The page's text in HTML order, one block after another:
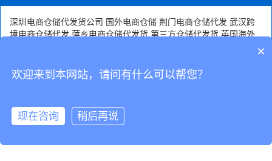
深圳电商仓储代发货公司 国外电商仓储 荆门电商仓储代发 武汉跨
境电商仓储代发 萍乡电商仓储代发货 第三方仓储代发货 英国海外
仓储代发货 赣州电商仓储代发货款 深圳电商仓储代发货
CopyRight © 深圳市韬博供应链有限公司
×
欢迎来到本网站，请问有什么可以帮您？
现在咨询 稍后再说